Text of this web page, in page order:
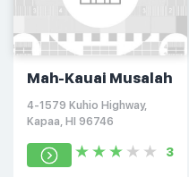
Mah-Kauai Musalah
4-1579 Kuhio Highway,
Kapaa, HI 96746
3